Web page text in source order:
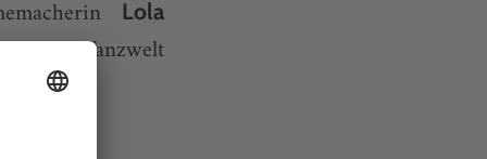
Lola
der Tanzwelt